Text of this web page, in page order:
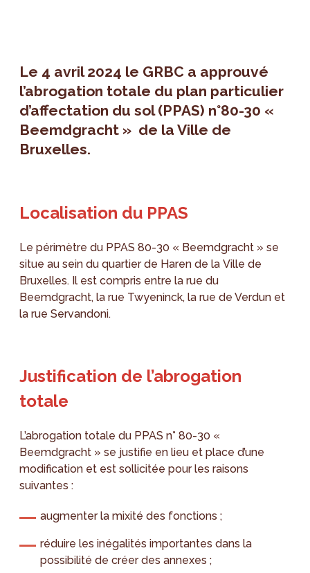
Le 4 avril 2024 le GRBC a approuvé
l’abrogation totale du plan particulier
d’affectation du sol (PPAS) n°80-30 «
Beemdgracht » de la Ville de
Bruxelles.
Localisation du PPAS
Le périmètre du PPAS 80-30 « Beemdgracht » se
situe au sein du quartier de Haren de la Ville de
Bruxelles. Il est compris entre la rue du
Beemdgracht, la rue Twyeninck, la rue de Verdun et
la rue Servandoni.
Justification de l’abrogation
totale
L’abrogation totale du PPAS n° 80-30 «
Beemdgracht » se justifie en lieu et place d’une
modification et est sollicitée pour les raisons
suivantes :
augmenter la mixité des fonctions ;
réduire les inégalités importantes dans la
possibilité de créer des annexes ;